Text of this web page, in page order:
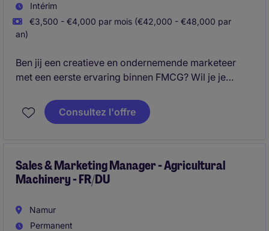
Intérim
€3,500 - €4,000 par mois (€42,000 - €48,000 par
an)
Ben jij een creatieve en ondernemende marketeer
met een eerste ervaring binnen FMCG? Wil je je
internationale speler actief in wijn en champagne,
met veel autonomie en ruimte voor initiatief? Dan is
Consultez l'offre
Sales & Marketing Manager - Agricultural
Machinery - FR/DU
Namur
Permanent